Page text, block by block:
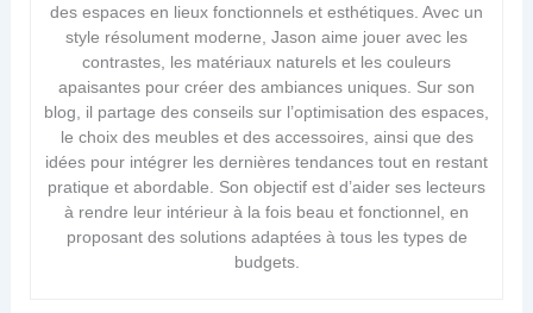
des espaces en lieux fonctionnels et esthétiques. Avec un
style résolument moderne, Jason aime jouer avec les
contrastes, les matériaux naturels et les couleurs
apaisantes pour créer des ambiances uniques. Sur son
blog, il partage des conseils sur l’optimisation des espaces,
le choix des meubles et des accessoires, ainsi que des
idées pour intégrer les dernières tendances tout en restant
pratique et abordable. Son objectif est d’aider ses lecteurs
à rendre leur intérieur à la fois beau et fonctionnel, en
proposant des solutions adaptées à tous les types de
budgets.